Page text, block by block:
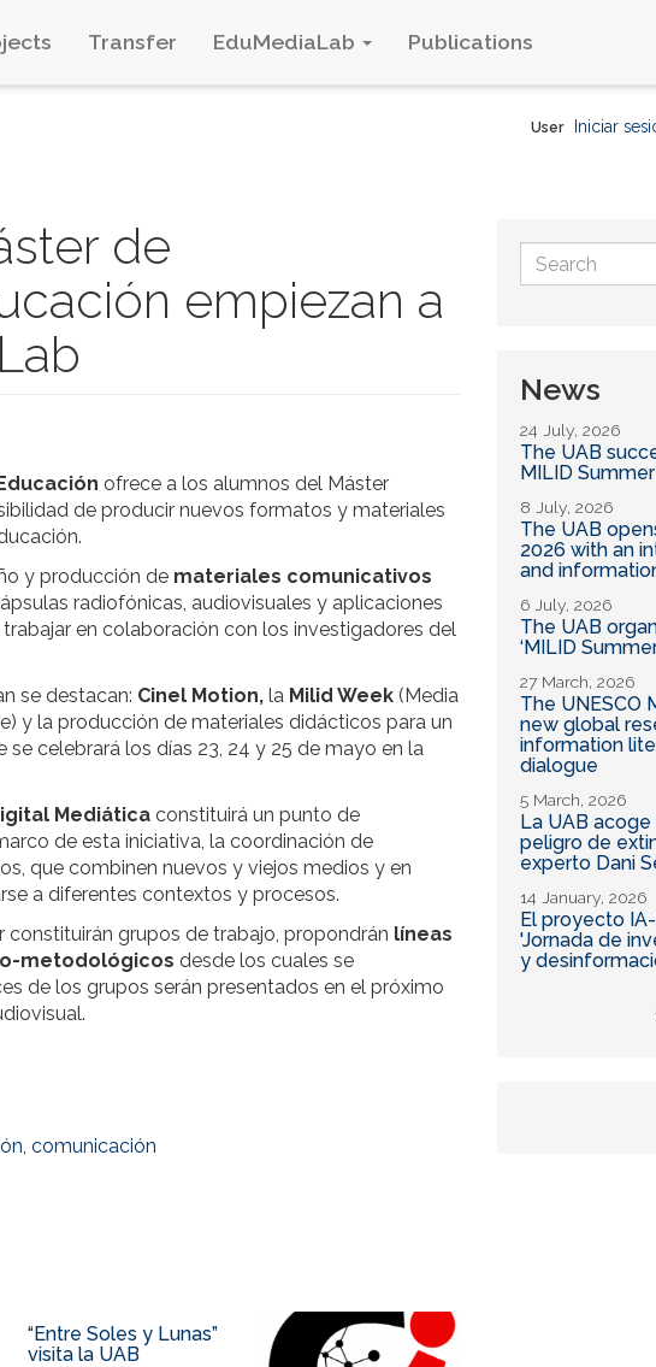
Transfer EduMediaLab Publications
User Iniciar
de
empiezan a
ofrece a los alumnos del Máster
de producir nuevos formatos y materiales
y producción de materiales comunicativos
radiofónicas, audiovisuales y aplicaciones
en colaboración con los investigadores del
se destacan: Cinel Motion, la Milid Week (Media
y la producción de materiales didácticos para un
celebrará los días 23, 24 y 25 de mayo en la
Mediática constituirá un punto de
de esta iniciativa, la coordinación de
que combinen nuevos y viejos medios y en
a diferentes contextos y procesos.
grupos de trabajo, propondrán líneas
metodológicos desde los cuales se
de los grupos serán presentados en el próximo
, comunicación
“Entre Soles y Lunas”
visita la UAB
Search
form
News
24 July, 2026
The UAB
MILID
8 July, 2026
The UAB
2026 with an
and
6 July, 2026
The UAB
‘MILID
27 March, 2026
The UNESCO
new global
information
dialogue
5 March, 2026
La UAB acoge
peligro de
experto Dani
14 January, 2026
El proyecto
'Jornada de
y